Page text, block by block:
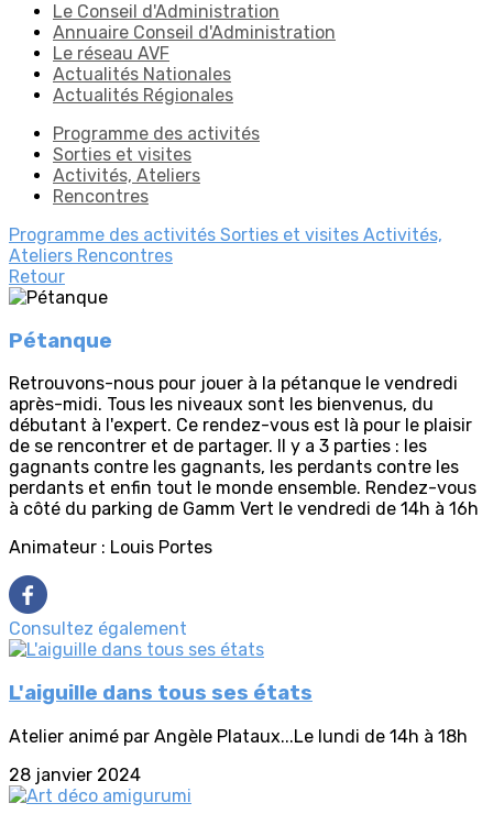
Le Conseil d'Administration
Annuaire Conseil d'Administration
Le réseau AVF
Actualités Nationales
Actualités Régionales
Programme des activités
Sorties et visites
Activités, Ateliers
Rencontres
Programme des activités Sorties et visites Activités,
Ateliers Rencontres
Retour
Pétanque
Retrouvons-nous pour jouer à la pétanque le vendredi
après-midi. Tous les niveaux sont les bienvenus, du
débutant à l'expert. Ce rendez-vous est là pour le plaisir
de se rencontrer et de partager. Il y a 3 parties : les
gagnants contre les gagnants, les perdants contre les
perdants et enfin tout le monde ensemble. Rendez-vous
à côté du parking de Gamm Vert le vendredi de 14h à 16h
Animateur : Louis Portes
Consultez également
L'aiguille dans tous ses états
Atelier animé par Angèle Plataux...Le lundi de 14h à 18h
28 janvier 2024